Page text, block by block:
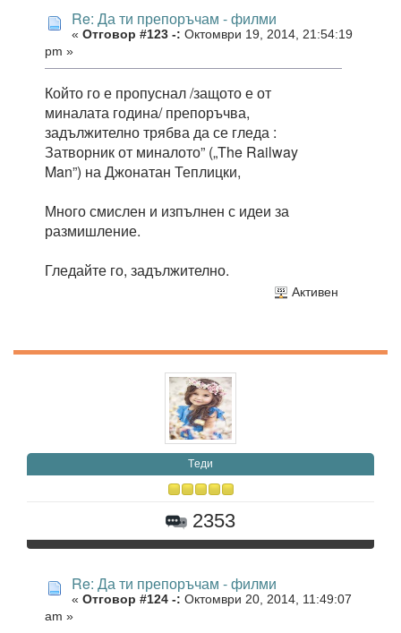
Re: Да ти препоръчам - филми
« Отговор #123 -: Октомври 19, 2014, 21:54:19
pm »
Който го е пропуснал /защото е от
миналата година/ препоръчва,
задължително трябва да се гледа :
Затворник от миналото” („The Railway
Man”) на Джонатан Теплицки,
Много смислен и изпълнен с идеи за
размишление.
Гледайте го, задължително.
Активен
Tеди
2353
Re: Да ти препоръчам - филми
« Отговор #124 -: Октомври 20, 2014, 11:49:07
am »